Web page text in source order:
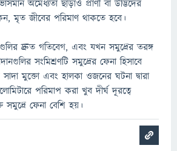
অমেধ্যতা ছাড়াও প্রাণী বা উদ্ভিদের
মৃত জীবের পরিমাণ থাকতে হবে।
দ্রুত গতিবেগ, এবং যখন সমুদ্রের তরঙ্গ
সংমিশ্রণটি সমুদ্রের ফেনা হিসাবে
মুক্তো এবং হালকা ওজনের ঘটনা দ্বারা
পরিমাপ করা খুব দীর্ঘ দূরত্বে
সমুদ্রে ফেনা বেশি হয়।